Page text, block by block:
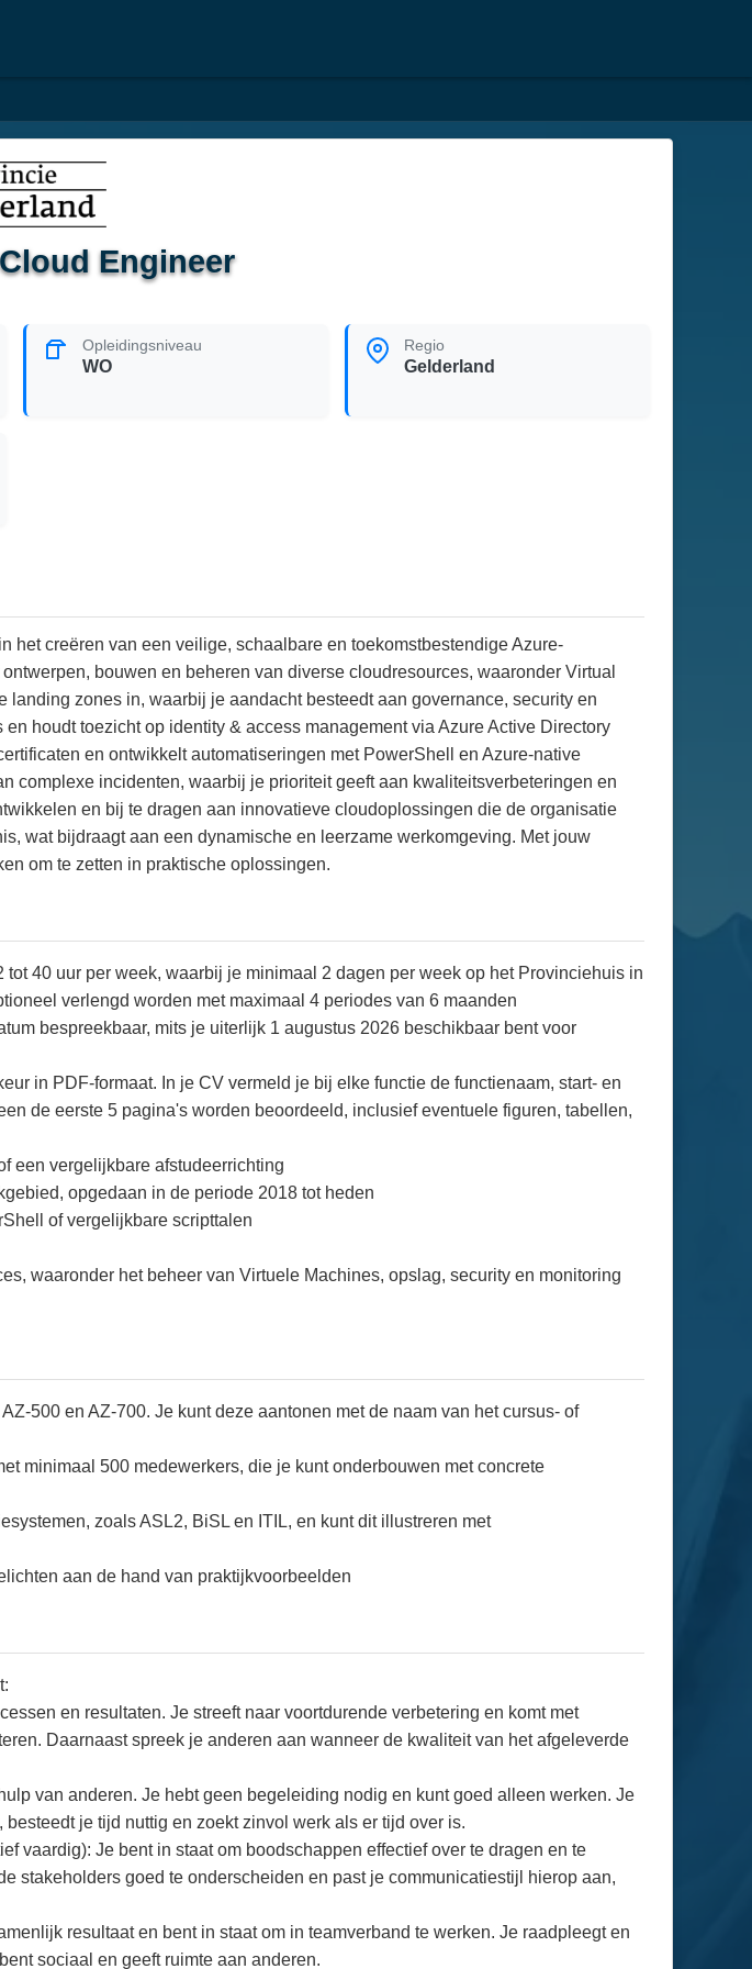
Engineer
Opleidingsniveau
WO
Regio
Gelderland
creëren van een veilige, schaalbare en toekomstbestendige Azure-
bouwen en beheren van diverse cloudresources, waaronder Virtual
zones in, waarbij je aandacht besteedt aan governance, security en
houdt toezicht op identity & access management via Azure Active Directory
en ontwikkelt automatiseringen met PowerShell en Azure-native
complexe incidenten, waarbij je prioriteit geeft aan kwaliteitsverbeteringen en
en bij te dragen aan innovatieve cloudoplossingen die de organisatie
wat bijdraagt aan een dynamische en leerzame werkomgeving. Met jouw
om te zetten in praktische oplossingen.
40 uur per week, waarbij je minimaal 2 dagen per week op het Provinciehuis in
verlengd worden met maximaal 4 periodes van 6 maanden
bespreekbaar, mits je uiterlijk 1 augustus 2026 beschikbaar bent voor
in PDF-formaat. In je CV vermeld je bij elke functie de functienaam, start- en
de eerste 5 pagina's worden beoordeeld, inclusief eventuele figuren, tabellen,
een vergelijkbare afstudeerrichting
opgedaan in de periode 2018 tot heden
of vergelijkbare scripttalen
waaronder het beheer van Virtuele Machines, opslag, security en monitoring
500 en AZ-700. Je kunt deze aantonen met de naam van het cursus- of
minimaal 500 medewerkers, die je kunt onderbouwen met concrete
zoals ASL2, BiSL en ITIL, en kunt dit illustreren met
aan de hand van praktijkvoorbeelden
en resultaten. Je streeft naar voortdurende verbetering en komt met
Daarnaast spreek je anderen aan wanneer de kwaliteit van het afgeleverde
van anderen. Je hebt geen begeleiding nodig en kunt goed alleen werken. Je
je tijd nuttig en zoekt zinvol werk als er tijd over is.
vaardig): Je bent in staat om boodschappen effectief over te dragen en te
stakeholders goed te onderscheiden en past je communicatiestijl hierop aan,
resultaat en bent in staat om in teamverband te werken. Je raadpleegt en
sociaal en geeft ruimte aan anderen.